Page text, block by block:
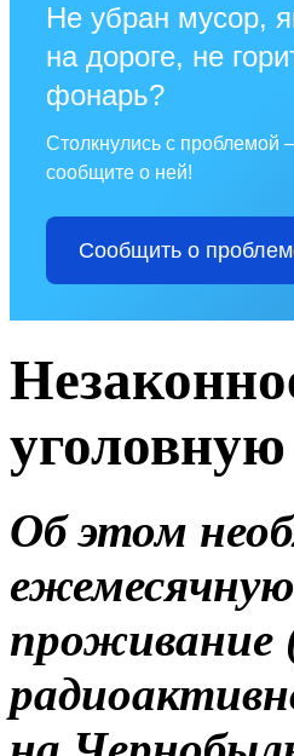
Не убран мусор,
на дороге, не
фонарь?
Столкнулись с проблемой
сообщите о ней!
Сообщить о
уголовную
Об этом
проживание